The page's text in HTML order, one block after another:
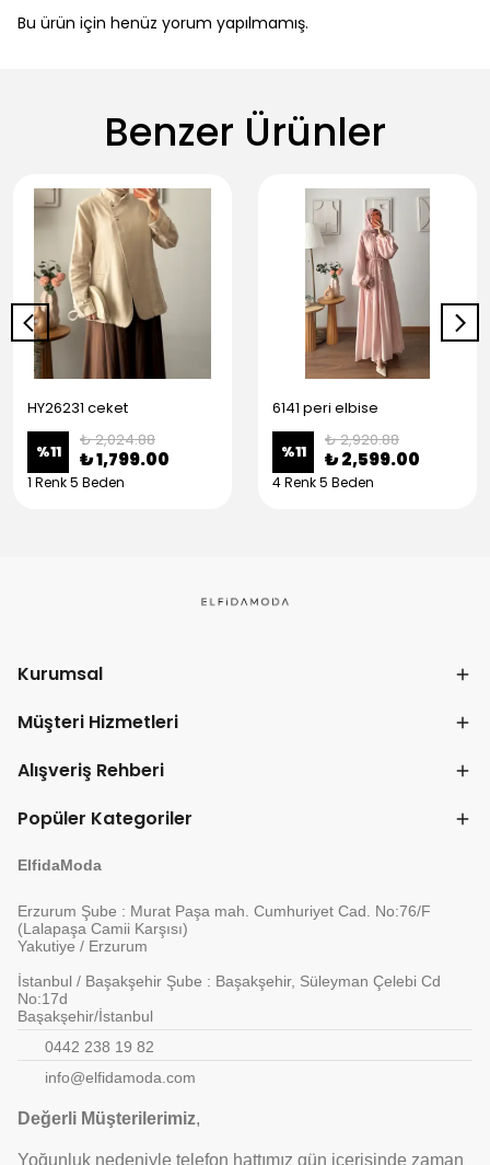
Bu ürün için henüz yorum yapılmamış.
Benzer Ürünler
HY26231 ceket
%11
₺ 2,024.88
₺ 1,799.00
1 Renk 5 Beden
6141 peri elbise
%11
₺ 2,920.88
₺ 2,599.00
4 Renk 5 Beden
Kurumsal
Müşteri Hizmetleri
Alışveriş Rehberi
Popüler Kategoriler
ElfidaModa
Erzurum Şube : Murat Paşa mah. Cumhuriyet Cad. No:76/F
(Lalapaşa Camii Karşısı)
Yakutiye / Erzurum
İstanbul / Başakşehir Şube : Başakşehir, Süleyman Çelebi Cd
No:17d
Başakşehir/İstanbul
0442 238 19 82
info@elfidamoda.com
Değerli Müşterilerimiz,
Yoğunluk nedeniyle telefon hattımız gün içerisinde zaman